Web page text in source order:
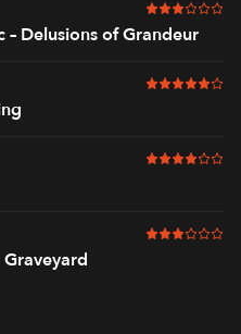
3 av 6 i
– Delusions of Grandeur
5 av 6 i
4 av 6 i
3 av 6 i
Graveyard